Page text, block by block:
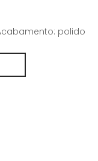
polido